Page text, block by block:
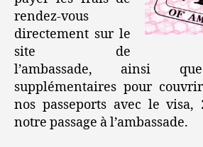
rendez-vous
directement sur le
site de
l’ambassade, ainsi
supplémentaires pour
nos passeports avec le visa,
notre passage à l’ambassade.